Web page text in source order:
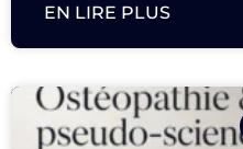
EN LIRE PLUS